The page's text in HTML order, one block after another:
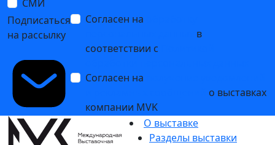
СМИ
Подписаться
на рассылку
Согласен на
в
соответствии с
Согласен на
о выставках
компании MVK
О выставке
Разделы выставки